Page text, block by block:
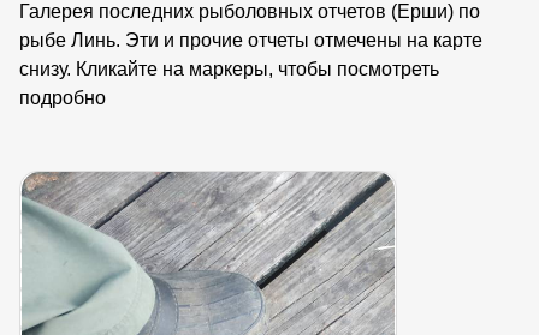
Галерея последних рыболовных отчетов (Ерши) по
рыбе Линь. Эти и прочие отчеты отмечены на карте
снизу. Кликайте на маркеры, чтобы посмотреть
подробно